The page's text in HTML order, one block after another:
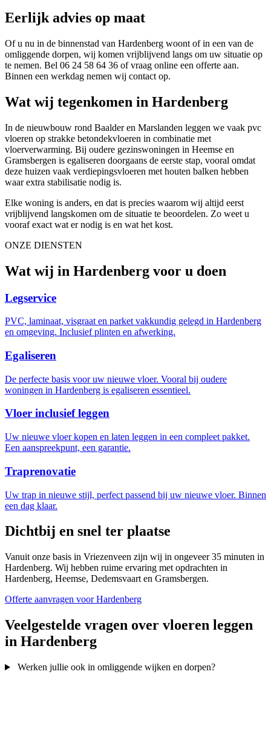
Eerlijk advies op maat
Of u nu in de binnenstad van Hardenberg woont of in een van de
omliggende dorpen, wij komen vrijblijvend langs om uw situatie op
te nemen. Bel 06 24 58 64 36 of vraag online een offerte aan.
Binnen een werkdag nemen wij contact op.
Wat wij tegenkomen in Hardenberg
In de nieuwbouw rond Baalder en Marslanden leggen we vaak pvc
vloeren op strakke betondekvloeren in combinatie met
vloerverwarming. Bij oudere gezinswoningen in Heemse en
Gramsbergen is egaliseren doorgaans de eerste stap, vooral omdat
deze huizen vaak verdiepingsvloeren met houten balken hebben
waar extra stabilisatie nodig is.
Elke woning is anders, en dat is precies waarom wij altijd eerst
vrijblijvend langskomen om de situatie te beoordelen. Zo weet u
vooraf exact wat er nodig is en wat het kost.
ONZE DIENSTEN
Wat wij in Hardenberg voor u doen
Legservice
PVC, laminaat, visgraat en parket vakkundig gelegd in Hardenberg
en omgeving. Inclusief plinten en afwerking.
Egaliseren
De perfecte basis voor uw nieuwe vloer. Vooral bij oudere
woningen in Hardenberg is egaliseren essentieel.
Vloer inclusief leggen
Uw nieuwe vloer kopen en laten leggen in een compleet pakket.
Een aanspreekpunt, een garantie.
Traprenovatie
Uw trap in nieuwe stijl, perfect passend bij uw nieuwe vloer. Binnen
een dag klaar.
Dichtbij en snel ter plaatse
Vanuit onze basis in Vriezenveen zijn wij in ongeveer 35 minuten in
Hardenberg. Wij hebben ruime ervaring met opdrachten in
Hardenberg, Heemse, Dedemsvaart en Gramsbergen.
Offerte aanvragen voor Hardenberg
Veelgestelde vragen over vloeren leggen
in Hardenberg
Werken jullie ook in omliggende wijken en dorpen?